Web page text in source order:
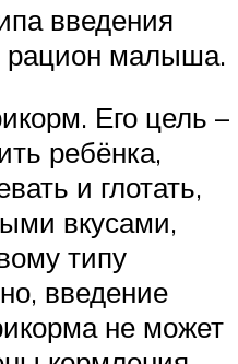
введения
рацион малыша.
Его цель –
ребёнка,
и глотать,
вкусами,
типу
введение
не может